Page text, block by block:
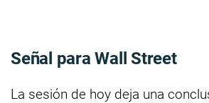
Señal para Wall Street
La sesión de hoy deja una